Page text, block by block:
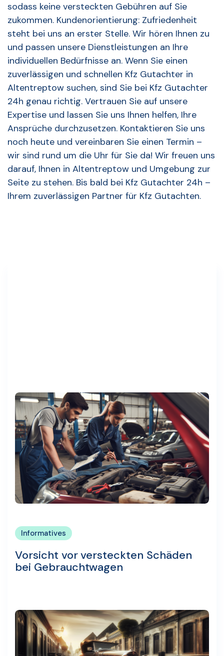
sodass keine versteckten Gebühren auf Sie
zukommen. Kundenorientierung: Zufriedenheit
steht bei uns an erster Stelle. Wir hören Ihnen zu
und passen unsere Dienstleistungen an Ihre
individuellen Bedürfnisse an. Wenn Sie einen
zuverlässigen und schnellen Kfz Gutachter in
Altentreptow suchen, sind Sie bei Kfz Gutachter
24h genau richtig. Vertrauen Sie auf unsere
Expertise und lassen Sie uns Ihnen helfen, Ihre
Ansprüche durchzusetzen. Kontaktieren Sie uns
noch heute und vereinbaren Sie einen Termin –
wir sind rund um die Uhr für Sie da! Wir freuen uns
darauf, Ihnen in Altentreptow und Umgebung zur
Seite zu stehen. Bis bald bei Kfz Gutachter 24h –
Ihrem zuverlässigen Partner für Kfz Gutachten.
Informatives
Vorsicht vor versteckten Schäden
bei Gebrauchtwagen